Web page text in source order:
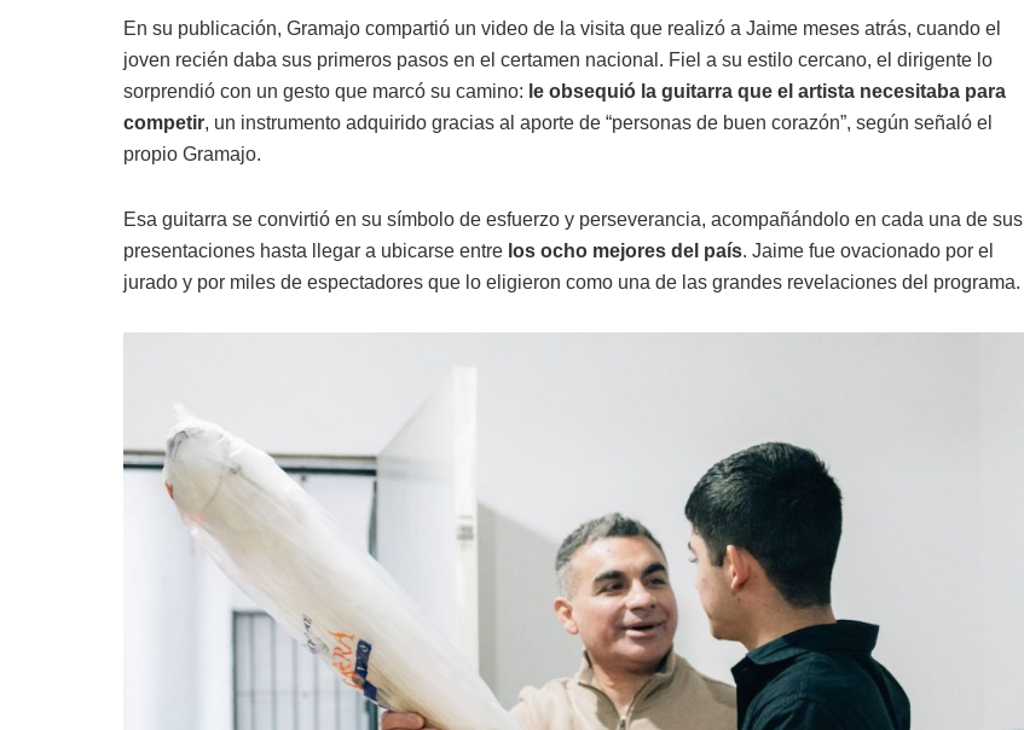
En su publicación, Gramajo compartió un video de la visita que realizó a Jaime meses atrás, cuando el
joven recién daba sus primeros pasos en el certamen nacional. Fiel a su estilo cercano, el dirigente lo
sorprendió con un gesto que marcó su camino: le obsequió la guitarra que el artista necesitaba para
competir, un instrumento adquirido gracias al aporte de “personas de buen corazón”, según señaló el
propio Gramajo.
Esa guitarra se convirtió en su símbolo de esfuerzo y perseverancia, acompañándolo en cada una de sus
presentaciones hasta llegar a ubicarse entre los ocho mejores del país. Jaime fue ovacionado por el
jurado y por miles de espectadores que lo eligieron como una de las grandes revelaciones del programa.